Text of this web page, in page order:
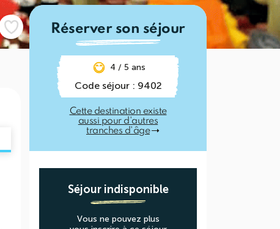
Réserver son séjour
4 / 5 ans
Code séjour : 9402
Cette destination existe
aussi pour d'autres
tranches d'âge
Séjour indisponible
Vous ne pouvez plus